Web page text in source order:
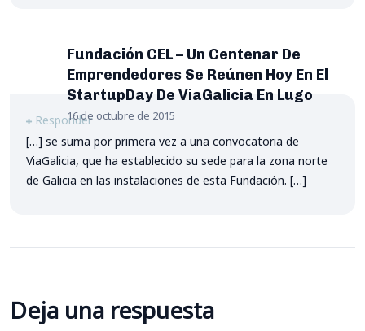
Fundación CEL – Un Centenar De
Emprendedores Se Reúnen Hoy En El
StartupDay De ViaGalicia En Lugo
16 de octubre de 2015
[…] se suma por primera vez a una convocatoria de
ViaGalicia, que ha establecido su sede para la zona norte
de Galicia en las instalaciones de esta Fundación. […]
Responder
Deja una respuesta